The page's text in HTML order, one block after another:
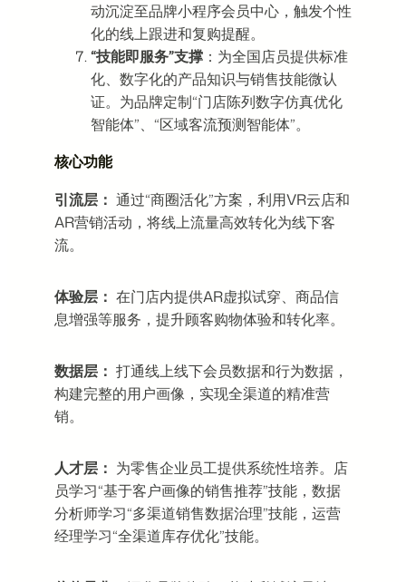
动沉淀至品牌小程序会员中心，触发个性
化的线上跟进和复购提醒。
“技能即服务”支撑 ：为全国店员提供标准
化、数字化的产品知识与销售技能微认
证。为品牌定制“门店陈列数字仿真优化
智能体”、“区域客流预测智能体”。
核心功能
引流层： 通过“商圈活化”方案，利用VR云店和
AR营销活动，将线上流量高效转化为线下客
流。
体验层： 在门店内提供AR虚拟试穿、商品信
息增强等服务，提升顾客购物体验和转化率。
数据层： 打通线上线下会员数据和行为数据，
构建完整的用户画像，实现全渠道的精准营
销。
人才层： 为零售企业员工提供系统性培养。店
员学习“基于客户画像的销售推荐”技能，数据
分析师学习“多渠道销售数据治理”技能，运营
经理学习“全渠道库存优化”技能。